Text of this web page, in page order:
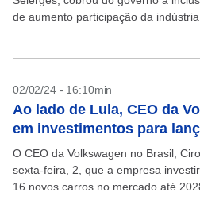
de aumento participação da
02/02/24 - 16:10min
Ao lado de Lula, CEO da
em investimentos para
O CEO da Volkswagen no Brasil,
sexta-feira, 2, que a empresa
16 novos carros no mercado até